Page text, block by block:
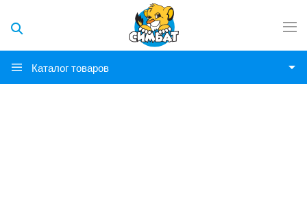
Каталог товаров